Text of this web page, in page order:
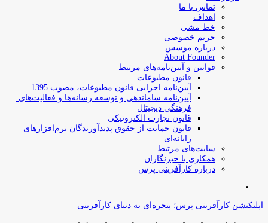
تماس با ما
اهداف
خط مشی
حریم خصوصی
درباره موسس
About Founder
قوانین و آیین‌نامه‌های مرتبط
‌قانون مطبوعات
آیین‌نامه اجرایی قانون مطبوعات، مصوب 1395
آیین‌نامه سامان­دهی و توسعه رسانه­‌ها و فعالیت‌­های
فرهنگی دیجیتال
قانون تجارت الکترونیکی
قانون حمایت از حقوق پدیدآورندگان نرم‌افزارهای
رایانه‌ای
سایت‌های مرتبط
همکاری با خبرنگاران
درباره کارآفرینی پرس
اپلیکیشن کارآفرینی پرس؛ پنجره‌ای به دنیای کارآفرینی